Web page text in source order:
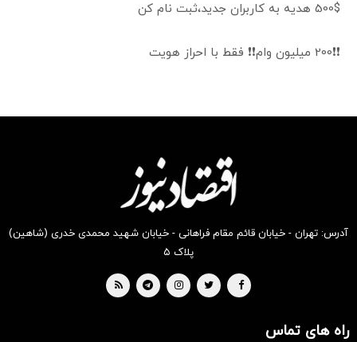
500$ هدیه به کاربران جدید،ثبت نام کن
❗❗200 میلیون وام❗❗ فقط با احراز هویت
آدرس: تهران - خیابان قائم مقام فراهانی - خیابان شهید محمدی خدری (شاهین)
پلاک ۵
راه های تماس